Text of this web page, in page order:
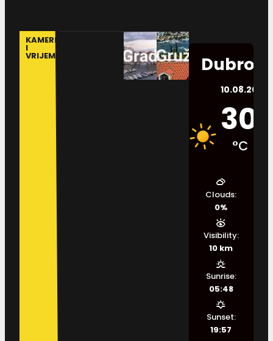
KAMERE
I
VRIJEME
10.08.2026.
30
°C
Clouds:
0%
Visibility:
10 km
Sunrise:
05:48
Sunset:
19:57